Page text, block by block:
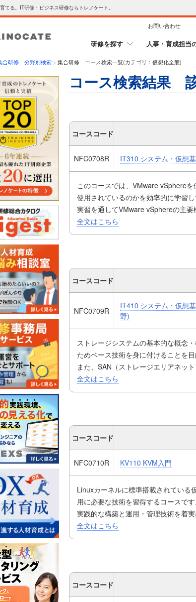
てる。IT研修・ビジネス研修ならトレノケート。
お問い合わせ
研修を探す 人事・育成担当
合研修 分野別検索 > 集合研修 コース検索一覧(カテゴリ：仮想化全般)
コース検索結果
コースコード
NFC0708R IT310 システム・仮想
このコースでは、VMware vSphere
使用されているのかを効率的に学習し
実習を通してVMware vSphereの主要
全文はこちら
コースコード
NFC0709R
IT410 システム・仮想
野)
ストレージシステムの基本的な概念
ためベース技術を身に付けることを目
また、SAN（ストレージエリアネッ
設定ができるようになることを目的と
SANを構成する際に使用するFibre
全文はこちら
コースコード
NFC0710R KV110 KVM入門
Linuxカーネルに標準搭載されている
用に必要な技術を習得するコースです
実践的な構築と運用・管理技術を着
います。
全文はこちら
コースコード